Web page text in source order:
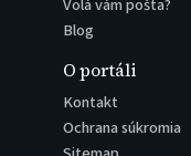
Volá vám pošta?
Blog
O portáli
Kontakt
Ochrana súkromia